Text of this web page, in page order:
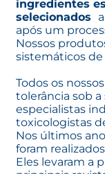
ingredientes
selecionados
após um
Nossos
sistemáticos de
Todos os
tolerância sob
especialistas
toxicologistas
Nos últimos
foram
Eles levaram a